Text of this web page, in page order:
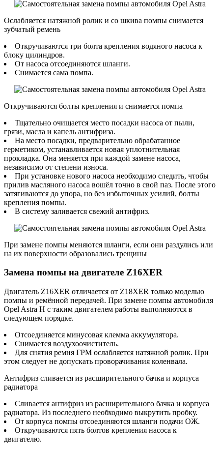
Ослабляется натяжной ролик и со шкива помпы снимается
зубчатый ремень
Откручиваются три болта крепления водяного насоса к
блоку цилиндров.
От насоса отсоединяются шланги.
Снимается сама помпа.
Откручиваются болты крепления и снимается помпа
Тщательно очищается место посадки насоса от пыли,
грязи, масла и капель антифриза.
На место посадки, предварительно обрабатанное
герметиком, устанавливается новая уплотнительная
прокладка. Она меняется при каждой замене насоса,
независимо от степени износа.
При установке нового насоса необходимо следить, чтобы
прилив масляного насоса вошёл точно в свой паз. После этого
затягиваются до упора, но без избыточных усилий, болты
крепления помпы.
В систему заливается свежий антифриз.
При замене помпы меняются шланги, если они раздулись или
на их поверхности образовались трещины
Замена помпы на двигателе Z16XER
Двигатель Z16XER отличается от Z18XER только моделью
помпы и ремённой передачей. При замене помпы автомобиля
Opel Astra H с таким двигателем работы выполняются в
следующем порядке.
Отсоединяется минусовая клемма аккумулятора.
Снимается воздухоочиститель.
Для снятия ремня ГРМ ослабляется натяжной ролик. При
этом следует не допускать проворачивания коленвала.
Антифриз сливается из расширительного бачка и корпуса
радиатора
Сливается антифриз из расширительного бачка и корпуса
радиатора. Из последнего необходимо выкрутить пробку.
От корпуса помпы отсоединяются шланги подачи ОЖ.
Откручиваются пять болтов крепления насоса к
двигателю.